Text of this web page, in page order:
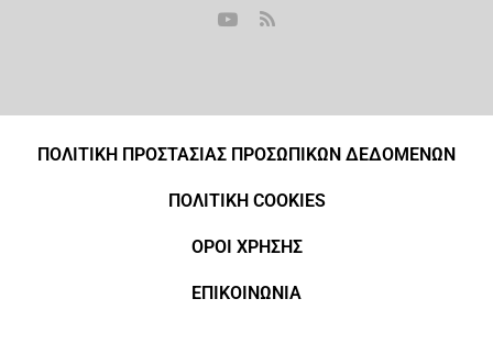
ΠΟΛΙΤΙΚΗ ΠΡΟΣΤΑΣΙΑΣ ΠΡΟΣΩΠΙΚΩΝ ΔΕΔΟΜΕΝΩΝ
ΠΟΛΙΤΙΚΗ COOKIES
ΟΡΟΙ ΧΡΗΣΗΣ
ΕΠΙΚΟΙΝΩΝΙΑ